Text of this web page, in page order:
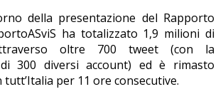
della presentazione del Rapporto
ha totalizzato 1,9 milioni di
oltre 700 tweet (con la
300 diversi account) ed è rimasto
per 11 ore consecutive.